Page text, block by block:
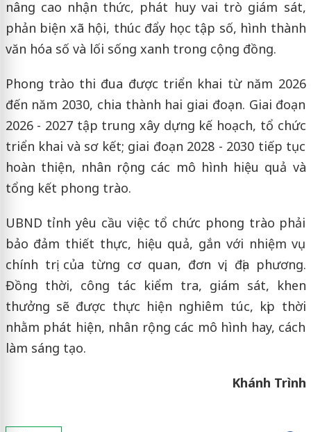
nâng cao nhận thức, phát huy vai trò giám sát,
phản biện xã hội, thúc đẩy học tập số, hình thành
văn hóa số và lối sống xanh trong cộng đồng.
Phong trào thi đua được triển khai từ năm 2026
đến năm 2030, chia thành hai giai đoạn. Giai đoạn
2026 - 2027 tập trung xây dựng kế hoạch, tổ chức
triển khai và sơ kết; giai đoạn 2028 - 2030 tiếp tục
hoàn thiện, nhân rộng các mô hình hiệu quả và
tổng kết phong trào.
UBND tỉnh yêu cầu việc tổ chức phong trào phải
bảo đảm thiết thực, hiệu quả, gắn với nhiệm vụ
chính trị của từng cơ quan, đơn vị, địa phương.
Đồng thời, công tác kiểm tra, giám sát, khen
thưởng sẽ được thực hiện nghiêm túc, kịp thời
nhằm phát hiện, nhân rộng các mô hình hay, cách
làm sáng tạo.
Khánh Trình